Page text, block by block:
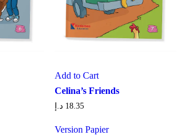
Add to Cart
Celina’s Friends
18.35 د.إ
Version Papier